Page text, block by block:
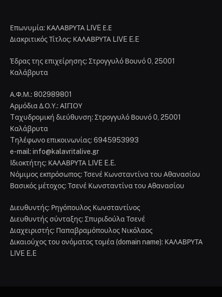
Επωνυμία: ΚΑΛΑΒΡΥΤΑ LIVE Ε.Ε
Διακριτικός Τίτλος: ΚΑΛΑΒΡΥΤΑ LIVE E.E
Έδρας της επιχείρησης: Στρογγυλό Βουνό 0, 25001
Καλάβρυτα
Α.Φ.Μ.: 802989801
Αρμόδια Δ.Ο.Υ.: ΑΙΓΙΟΥ
Tαχυδρομική διεύθυνση: Στρογγυλό Βουνό 0, 25001
Καλάβρυτα
Tηλέφωνο επικοινωνίας: 6945953993
e-mail: info@kalavritalive.gr
Iδιοκτήτης: ΚΑΛΑΒΡΥΤΑ LIVE E.E.
Νόμιμος εκπρόσωπος: Τσενέ Κωνσταντίνα του Αθανασίου
Βασικός μέτοχος: Τσενέ Κωνσταντίνα του Αθανασίου
Διευθυντής: Ρηγόπουλος Κωνσταντίνος
Διευθυντής σύνταξης: Σπυριδούλα Τσενέ
Διαχειριστής: Παπαβραμόπουλος Νικόλαος
Δικαιούχος του ονόματος τομέα (domain name): ΚΑΛΑΒΡΥΤΑ
LIVE E.E